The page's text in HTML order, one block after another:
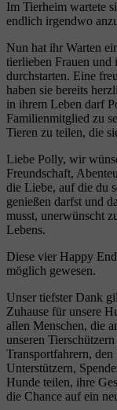
Im Tierheim wartete
endlich irgendwo
Nun hat ihr Warten
tierlieben Frauen und
durchstarten. Eine
haben sie bereits
in ihrem Leben darf
Familienmitglied zu
Tieren zu teilen, die
Liebe Polly, wir
Freundschaft,
die Liebe, auf die du
genießen darfst und
musst, unerwünscht
Lebens.
Diese vier Happy
möglich gewesen.
Unser tiefster Dank
Zuhause für unsere
allen Menschen, die
unseren
Transportfahrern,
Unterstützern,
Hunde teilen, ihre
die Chance auf ein